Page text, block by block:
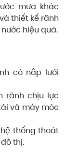
mưa khác
thiết kế rãnh
hiệu quả.
có nắp lưới
rãnh chịu lực
và máy móc
thống thoát
thị.